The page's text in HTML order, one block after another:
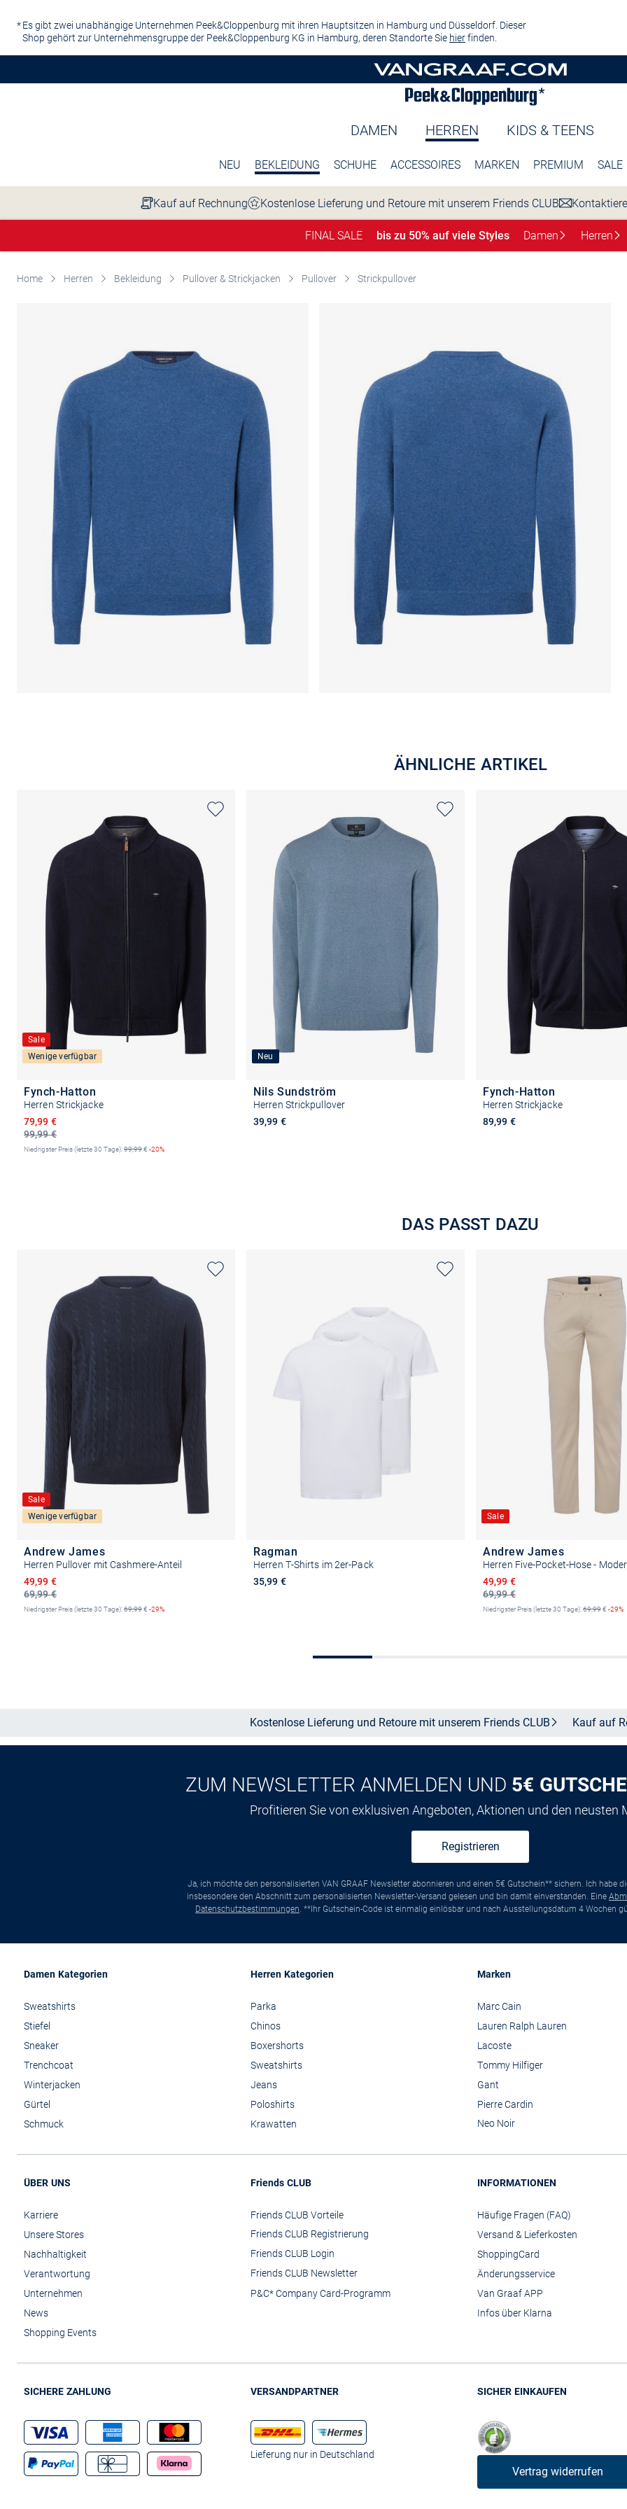
Es gibt zwei unabhängige Unternehmen Peek&Cloppenburg mit ihren Hauptsitzen in Hamburg und Düsseldorf. Dieser
Shop gehört zur Unternehmensgruppe der Peek&Cloppenburg KG in Hamburg, deren Standorte Sie hierfinden.
DAMEN HERREN KIDS & TEENS
NEU BEKLEIDUNG SCHUHE ACCESSOIRES MARKEN PREMIUM SALE
Kauf auf Rechnung Kostenlose Lieferung und Retoure mit unserem Friends CLUB
FINAL SALE bis zu 50% auf viele Styles Damen Herren
Home Herren Bekleidung Pullover & Strickjacken Pullover Strickpullover
ÄHNLICHE ARTIKEL
Sale
Wenige verfügbar
Fynch-Hatton
Herren Strickjacke
99,99 €
Ermäßigter Preis
79,99 €
Niedrigster Preis (letzte 30 Tage):99,99€ -20%
Neu
Nils Sundström
Herren Strickpullover
39,99 €
Fynch-Hatton
Herren Strickjacke
89,99 €
DAS PASST DAZU
Sale
Wenige verfügbar
Andrew James
Herren Pullover mit Cashmere-Anteil
69,99 €
Ermäßigter Preis
49,99 €
Niedrigster Preis (letzte 30 Tage):69,99€ -29%
Ragman
Herren T-Shirts im 2er-Pack
35,99 €
Größe auswählen
Sale
Andrew James
Herren Five-Pocket-Hose -
69,99 €
Ermäßigter Preis
49,99 €
Niedrigster Preis (letzte 30 Tage):69,99€ -29%
Kostenlose Lieferung und Retoure mit unserem Friends CLUB Kauf auf
ZUM NEWSLETTER ANMELDEN UND 5€
Profitieren Sie von exklusiven Angeboten, Aktionen und den neusten
Registrieren
Ja, ich möchte den personalisierten VAN GRAAF Newsletter abonnieren und einen 5€ Gutschein** sichern. Ich habe
insbesondere den Abschnitt zum personalisierten Newsletter-Versand gelesen und bin damit einverstanden. Eine
Datenschutzbestimmungen. **Ihr Gutschein-Code ist einmalig einlösbar und nach Ausstellungsdatum 4 Wochen
Damen Kategorien
Sweatshirts
Stiefel
Sneaker
Trenchcoat
Winterjacken
Gürtel
Schmuck
Herren Kategorien
Parka
Chinos
Boxershorts
Sweatshirts
Jeans
Poloshirts
Krawatten
Marken
Marc Cain
Lauren Ralph Lauren
Lacoste
Tommy Hilfiger
Gant
Pierre Cardin
Neo Noir
ÜBER UNS
Karriere
Unsere Stores
Nachhaltigkeit
Verantwortung
Unternehmen
News
Shopping Events
Friends CLUB
Friends CLUB Vorteile
Friends CLUB Registrierung
Friends CLUB Login
Friends CLUB Newsletter
P&C* Company Card-Programm
INFORMATIONEN
Häufige Fragen (FAQ)
Versand & Lieferkosten
ShoppingCard
Änderungsservice
Van Graaf APP
Infos über Klarna
SICHERE ZAHLUNG VERSANDPARTNER
Lieferung nur in Deutschland
SICHER EINKAUFEN
Vertrag widerrufen